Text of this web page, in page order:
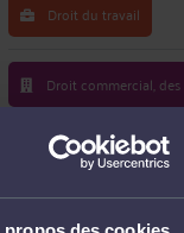
Droit du travail
Droit commercial,
Procédure d'appel